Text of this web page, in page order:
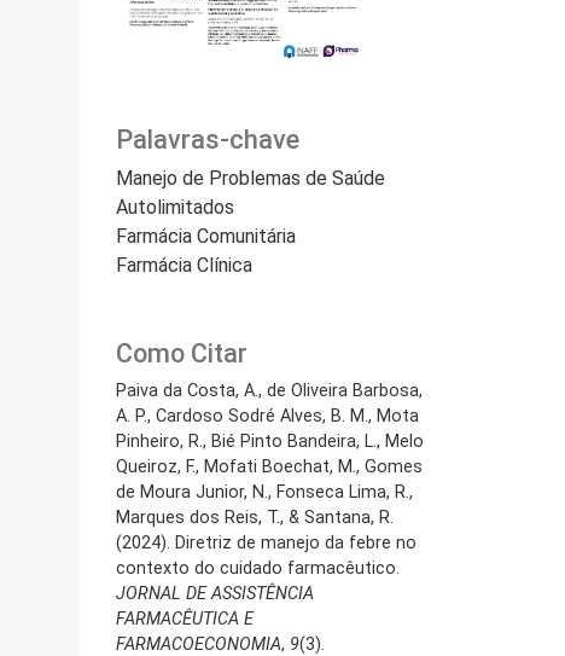
Palavras-chave
Manejo de Problemas de Saúde
Autolimitados
Farmácia Comunitária
Farmácia Clínica
Como Citar
Paiva da Costa, A., de Oliveira Barbosa,
A. P., Cardoso Sodré Alves, B. M., Mota
Pinheiro, R., Bié Pinto Bandeira, L., Melo
Queiroz, F., Mofati Boechat, M., Gomes
de Moura Junior, N., Fonseca Lima, R.,
Marques dos Reis, T., & Santana, R.
(2024). Diretriz de manejo da febre no
contexto do cuidado farmacêutico.
JORNAL DE ASSISTÊNCIA
FARMACÊUTICA E
FARMACOECONOMIA, 9(3).